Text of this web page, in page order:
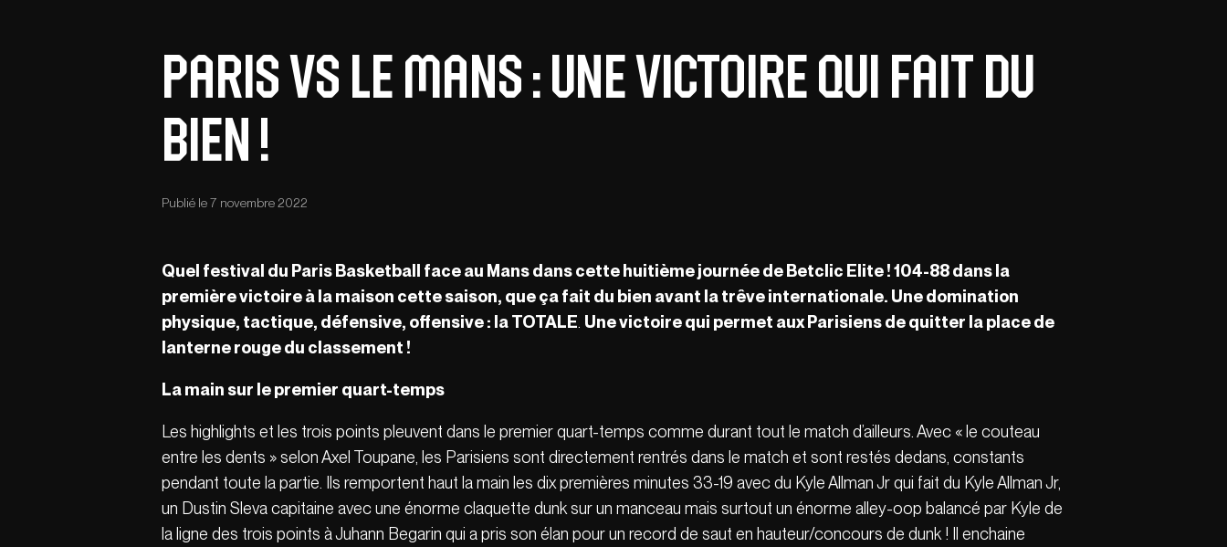
Paris vs Le Mans : une victoire qui fait du
bien !
Publié le 7 novembre 2022
Quel festival du Paris Basketball face au Mans dans cette huitième journée de Betclic Elite ! 104-88 dans la
première victoire à la maison cette saison, que ça fait du bien avant la trêve internationale. Une domination
physique, tactique, défensive, offensive : la TOTALE Une victoire qui permet aux Parisiens de quitter la place de
lanterne rouge du classement !
La main sur le premier quart-temps
Les highlights et les trois points pleuvent dans le premier quart-temps comme durant tout le match d’ailleurs. Avec « le couteau
entre les dents » selon Axel Toupane, les Parisiens sont directement rentrés dans le match et sont restés dedans, constants
pendant toute la partie. Ils remportent haut la main les dix premières minutes 33-19 avec du Kyle Allman Jr qui fait du Kyle Allman Jr,
un Dustin Sleva capitaine avec une énorme claquette dunk sur un manceau mais surtout un énorme alley-oop balancé par Kyle de
la ligne des trois points à Juhann Begarin qui a pris son élan pour un record de saut en hauteur/concours de dunk ! Il enchaine